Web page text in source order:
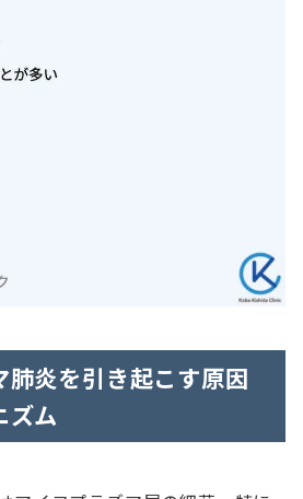
肺炎を引き起こす原因
ズム